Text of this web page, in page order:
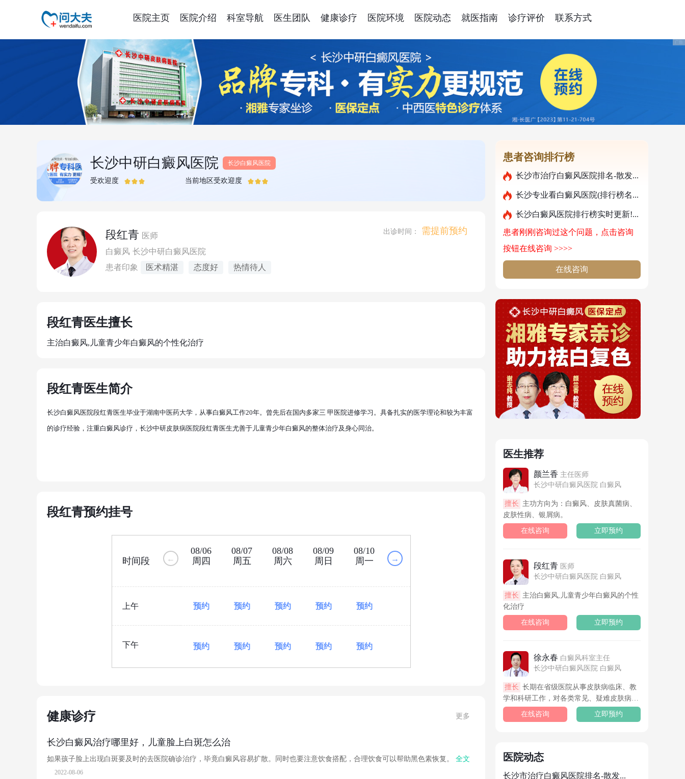
医院主页 医院介绍 科室导航 医生团队 健康诊疗 医院环境 医院动态 就医指南 诊疗评价 联系方式
长沙中研白癜风医院 长沙白癜风医院
受欢迎度 当前地区受欢迎度
段红青 医师
白癜风 长沙中研白癜风医院
患者印象
医术精湛 态度好 热情待人
出诊时间： 需提前预约
段红青医生擅长
主治白癜风,儿童青少年白癜风的个性化治疗
段红青医生简介
长沙白癜风医院段红青医生毕业于湖南中医药大学，从事白癜风工作20年。曾先后在国内多家三 甲医院进修学习。具备扎实的医学理论和较为丰富
的诊疗经验，注重白癜风诊疗，长沙中研皮肤病医院段红青医生尤善于儿童青少年白癜风的整体治疗及身心同治。
段红青预约挂号
时间段
上午
下午
←
08/06
周四
08/07
周五
08/08
周六
08/09
周日
08/10
周一
预约 预约 预约 预约 预约
预约 预约 预约 预约 预约
→
健康诊疗 更多
长沙白癜风治疗哪里好，儿童脸上白斑怎么治
如果孩子脸上出现白斑要及时的去医院确诊治疗，毕竟白癜风容易扩散。同时也要注意饮食搭配，合理饮食可以帮助黑色素恢复。 全文
2022-08-06
患者咨询排行榜
长沙市治疗白癜风医院排名-散发...
长沙专业看白癜风医院(排行榜名...
长沙白癜风医院排行榜实时更新!...
患者刚刚咨询过这个问题，点击咨询
按钮在线咨询 >>>>
在线咨询
医生推荐
颜兰香 主任医师
长沙中研白癜风医院 白癜风
擅长
皮肤性病、银屑病。
在线咨询 立即预约
段红青 医师
长沙中研白癜风医院 白癜风
擅长
化治疗
在线咨询 立即预约
徐永春 白癜风科室主任
长沙中研白癜风医院 白癜风
擅长
学和科研工作，对各类常见、疑难皮肤病的
诊断和治疗有丰富经验，尤其擅长各类疑
难、复发白癜风的临床诊治。
在线咨询 立即预约
医院动态
长沙市治疗白癜风医院排名-散发...